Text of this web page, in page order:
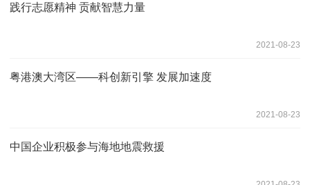
践行志愿精神 贡献智慧力量
2021-08-23
粤港澳大湾区——科创新引擎 发展加速度
2021-08-23
中国企业积极参与海地地震救援